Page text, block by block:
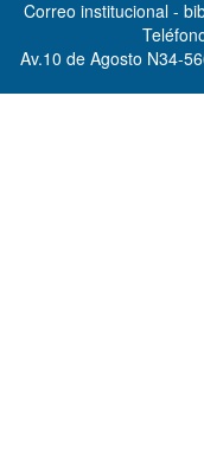
Correo institucional -
Av.10 de Agosto N34-